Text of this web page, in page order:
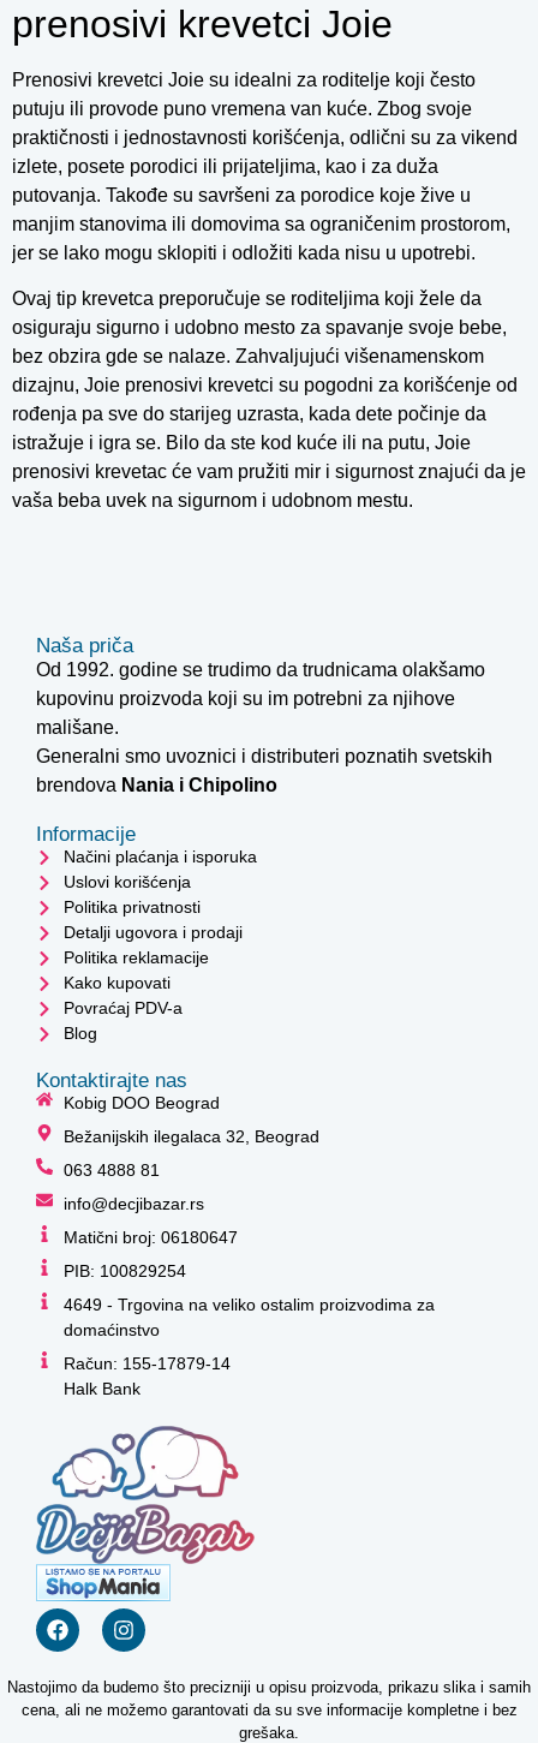
prenosivi krevetci Joie
Prenosivi krevetci Joie su idealni za roditelje koji često
putuju ili provode puno vremena van kuće. Zbog svoje
praktičnosti i jednostavnosti korišćenja, odlični su za vikend
izlete, posete porodici ili prijateljima, kao i za duža
putovanja. Takođe su savršeni za porodice koje žive u
manjim stanovima ili domovima sa ograničenim prostorom,
jer se lako mogu sklopiti i odložiti kada nisu u upotrebi.
Ovaj tip krevetca preporučuje se roditeljima koji žele da
osiguraju sigurno i udobno mesto za spavanje svoje bebe,
bez obzira gde se nalaze. Zahvaljujući višenamenskom
dizajnu, Joie prenosivi krevetci su pogodni za korišćenje od
rođenja pa sve do starijeg uzrasta, kada dete počinje da
istražuje i igra se. Bilo da ste kod kuće ili na putu, Joie
prenosivi krevetac će vam pružiti mir i sigurnost znajući da je
vaša beba uvek na sigurnom i udobnom mestu.
Naša priča
Od 1992. godine se trudimo da trudnicama olakšamo
kupovinu proizvoda koji su im potrebni za njihove
mališane.
Generalni smo uvoznici i distributeri poznatih svetskih
brendova Nania i Chipolino
Informacije
Načini plaćanja i isporuka
Uslovi korišćenja
Politika privatnosti
Detalji ugovora i prodaji
Politika reklamacije
Kako kupovati
Povraćaj PDV-a
Blog
Kontaktirajte nas
Kobig DOO Beograd
Bežanijskih ilegalaca 32, Beograd
063 4888 81
info@decjibazar.rs
Matični broj: 06180647
PIB: 100829254
4649 - Trgovina na veliko ostalim proizvodima za
domaćinstvo
Račun: 155-17879-14
Halk Bank
Nastojimo da budemo što precizniji u opisu proizvoda, prikazu slika i samih
cena, ali ne možemo garantovati da su sve informacije kompletne i bez
grešaka.